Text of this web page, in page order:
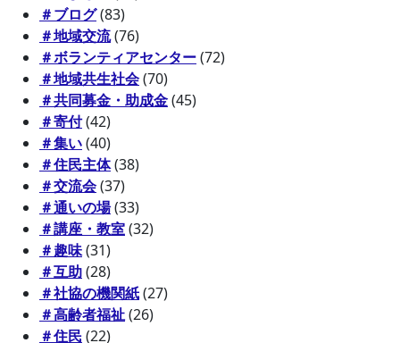
＃ブログ(83)
＃地域交流(76)
＃ボランティアセンター(72)
＃地域共生社会(70)
＃共同募金・助成金(45)
＃寄付(42)
＃集い(40)
＃住民主体(38)
＃交流会(37)
＃通いの場(33)
＃講座・教室(32)
＃趣味(31)
＃互助(28)
＃社協の機関紙(27)
＃高齢者福祉(26)
＃住民(22)